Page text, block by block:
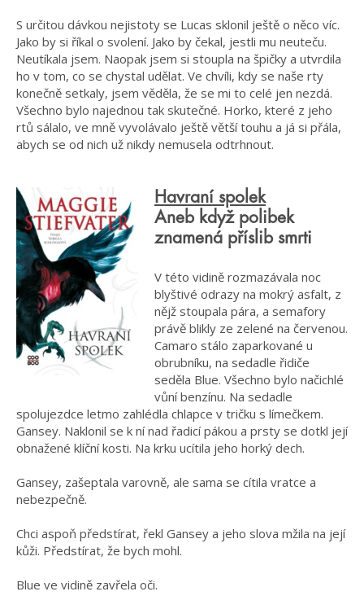
S určitou dávkou nejistoty se Lucas sklonil ještě o něco víc.
Jako by si říkal o svolení. Jako by čekal, jestli mu neuteču.
Neutíkala jsem. Naopak jsem si stoupla na špičky a utvrdila
ho v tom, co se chystal udělat. Ve chvíli, kdy se naše rty
konečně setkaly, jsem věděla, že se mi to celé jen nezdá.
Všechno bylo najednou tak skutečné. Horko, které z jeho
rtů sálalo, ve mně vyvolávalo ještě větší touhu a já si přála,
abych se od nich už nikdy nemusela odtrhnout.
Havraní spolek
Aneb když polibek
znamená příslib smrti
V této vidině rozmazávala noc
blyštivé odrazy na mokrý asfalt, z
nějž stoupala pára, a semafory
právě blikly ze zelené na červenou.
Camaro stálo zaparkované u
obrubníku, na sedadle řidiče
seděla Blue. Všechno bylo načichlé
vůní benzínu. Na sedadle
spolujezdce letmo zahlédla chlapce v tričku s límečkem.
Gansey. Naklonil se k ní nad řadicí pákou a prsty se dotkl její
obnažené klíční kosti. Na krku ucítila jeho horký dech.
Gansey, zašeptala varovně, ale sama se cítila vratce a
nebezpečně.
Chci aspoň předstírat, řekl Gansey a jeho slova mžila na její
kůži. Předstírat, že bych mohl.
Blue ve vidině zavřela oči.